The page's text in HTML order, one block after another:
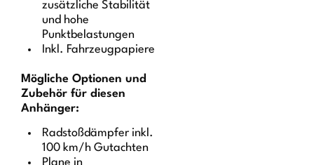
zusätzliche Stabilität
und hohe
Punktbelastungen
Inkl. Fahrzeugpapiere
Mögliche Optionen und
Zubehör für diesen
Anhänger:
Radstoßdämpfer inkl.
100 km/h Gutachten
Plane in